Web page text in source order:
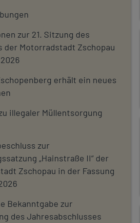
zur 21. Sitzung des
der Motorradstadt Zschopau
erhält ein neues
illegaler Müllentsorgung
zur
„Hainstraße II“ der
Zschopau in der Fassung
Bekanntgabe zur
des Jahresabschlusses